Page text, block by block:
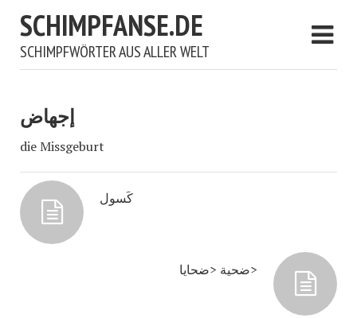
SCHIMPFANSE.DE
SCHIMPFWÖRTER AUS ALLER WELT
إجهاض
die Missgeburt
كَسول
ضحية <ضحايا>